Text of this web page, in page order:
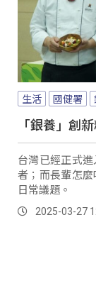
生活 國健署
「銀養」創
台灣已經正式
者；而長輩怎
日常議題。
2025-03-27